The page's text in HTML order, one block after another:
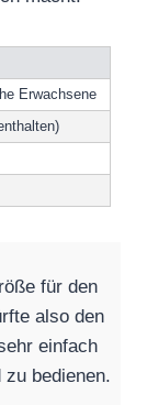
Erwachsene
für den
also den
einfach
bedienen.